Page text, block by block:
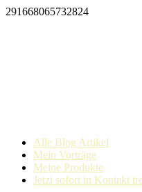
291668065732824
Alle Blog Artikel
Mein Vorträge
Meine Produkte
Jetzt sofort in Kontakt